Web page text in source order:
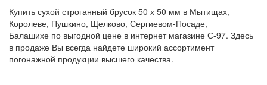
Купить сухой строганный брусок 50 х 50 мм в Мытищах,
Королеве, Пушкино, Щелково, Сергиевом-Посаде,
Балашихе по выгодной цене в интернет магазине С-97. Здесь
в продаже Вы всегда найдете широкий ассортимент
погонажной продукции высшего качества.